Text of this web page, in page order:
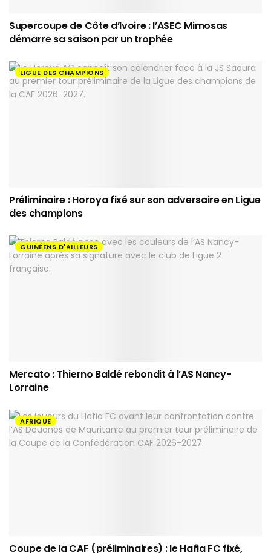
Supercoupe de Côte d’Ivoire : l’ASEC Mimosas
démarre sa saison par un trophée
LIGUE DES CHAMPIONS
Préliminaire : Horoya fixé sur son adversaire en Ligue
des champions
GUINÉENS D'AILLEURS
Mercato : Thierno Baldé rebondit à l’AS Nancy-
Lorraine
AFRIQUE
Coupe de la CAF (préliminaires) : le Hafia FC fixé,